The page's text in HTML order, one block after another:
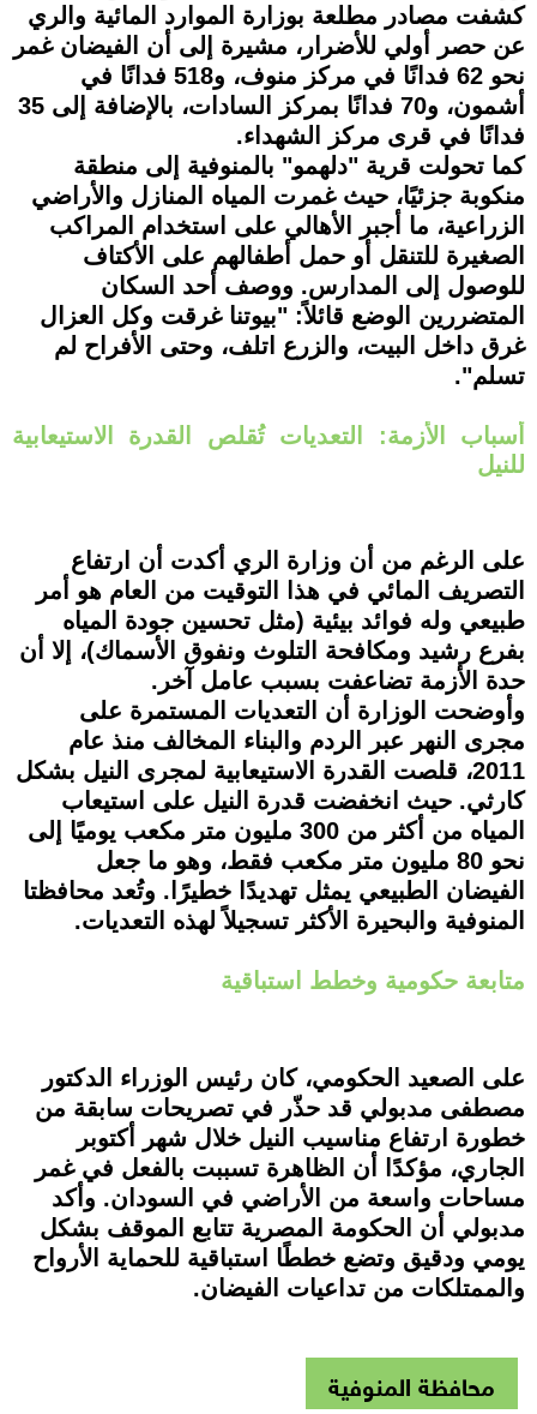
كشفت مصادر مطلعة بوزارة الموارد المائية والري
عن حصر أولي للأضرار، مشيرة إلى أن الفيضان غمر
نحو 62 فدانًا في مركز منوف، و518 فدانًا في
أشمون، و70 فدانًا بمركز السادات، بالإضافة إلى 35
فدانًا في قرى مركز الشهداء.
كما تحولت قرية "دلهمو" بالمنوفية إلى منطقة
منكوبة جزئيًا، حيث غمرت المياه المنازل والأراضي
الزراعية، ما أجبر الأهالي على استخدام المراكب
الصغيرة للتنقل أو حمل أطفالهم على الأكتاف
للوصول إلى المدارس. ووصف أحد السكان
المتضررين الوضع قائلاً: "بيوتنا غرقت وكل العزال
غرق داخل البيت، والزرع اتلف، وحتى الأفراح لم
تسلم".
أسباب الأزمة: التعديات تُقلص القدرة الاستيعابية
للنيل
على الرغم من أن وزارة الري أكدت أن ارتفاع
التصريف المائي في هذا التوقيت من العام هو أمر
طبيعي وله فوائد بيئية (مثل تحسين جودة المياه
بفرع رشيد ومكافحة التلوث ونفوق الأسماك)، إلا أن
حدة الأزمة تضاعفت بسبب عامل آخر.
وأوضحت الوزارة أن التعديات المستمرة على
مجرى النهر عبر الردم والبناء المخالف منذ عام
2011، قلصت القدرة الاستيعابية لمجرى النيل بشكل
كارثي. حيث انخفضت قدرة النيل على استيعاب
المياه من أكثر من 300 مليون متر مكعب يوميًا إلى
نحو 80 مليون متر مكعب فقط، وهو ما جعل
الفيضان الطبيعي يمثل تهديدًا خطيرًا. وتُعد محافظتا
المنوفية والبحيرة الأكثر تسجيلاً لهذه التعديات.
متابعة حكومية وخطط استباقية
على الصعيد الحكومي، كان رئيس الوزراء الدكتور
مصطفى مدبولي قد حذّر في تصريحات سابقة من
خطورة ارتفاع مناسيب النيل خلال شهر أكتوبر
الجاري، مؤكدًا أن الظاهرة تسببت بالفعل في غمر
مساحات واسعة من الأراضي في السودان. وأكد
مدبولي أن الحكومة المصرية تتابع الموقف بشكل
يومي ودقيق وتضع خططًا استباقية للحماية الأرواح
والممتلكات من تداعيات الفيضان.
محافظة المنوفية